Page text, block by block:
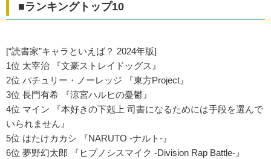
■ランキングトップ10
[“読書家”キャラといえば？ 2024年版]
1位 太宰治 『文豪ストレイドッグス』
2位 パチュリー・ノーレッジ 『東方Project』
3位 長門有希 『涼宮ハルヒの憂鬱』
4位 マイン 『本好きの下剋上 司書になるためには手段を選んで
いられません』
5位 はたけカカシ 『NARUTO -ナルト-』
6位 夢野幻太郎 『ヒプノシスマイク -Division Rap Battle-』